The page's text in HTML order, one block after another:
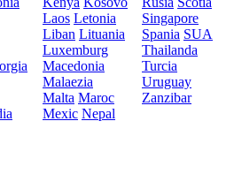
Laos Letonia
Liban Lituania
Luxemburg
Macedonia
Malaezia
Malta Maroc
Mexic Nepal
Singapore
Spania SUA
Thailanda
Turcia
Uruguay
Zanzibar